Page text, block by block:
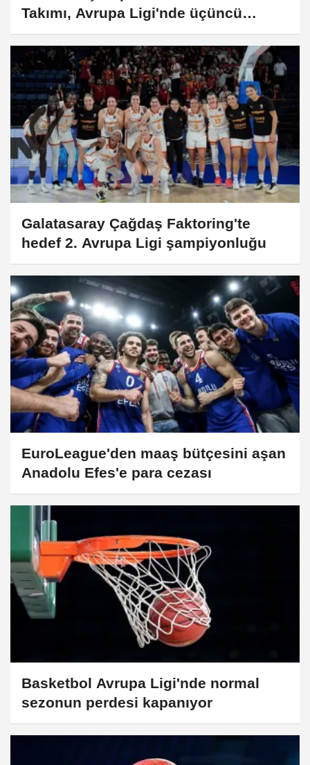
Takımı, Avrupa Ligi'nde üçüncü
şampiyonluk peşinde
Galatasaray Çağdaş Faktoring'te
hedef 2. Avrupa Ligi şampiyonluğu
EuroLeague'den maaş bütçesini aşan
Anadolu Efes'e para cezası
Basketbol Avrupa Ligi'nde normal
sezonun perdesi kapanıyor